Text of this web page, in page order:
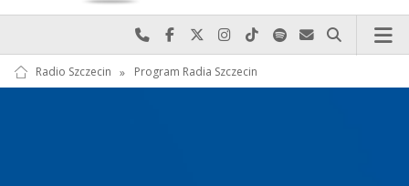
Najlepiej po prostu do nas zadzwoń
Odwiedź nas na Facebook-u
Odwiedź nas na X
Odwiedź nas na Instagram-ie
Odwiedź nas na TikTok-u
Szukaj nas na Spotify
Wyślij do nas
Szukaj
Radio Szczecin » Program Radia Szczecin